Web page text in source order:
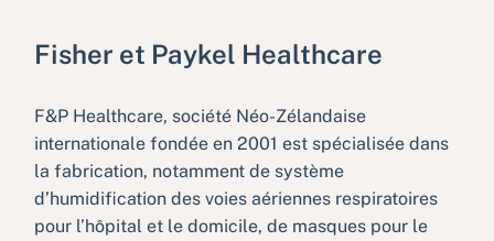
Fisher et Paykel Healthcare
F&P Healthcare, société Néo-Zélandaise
internationale fondée en 2001 est spécialisée dans
la fabrication, notamment de système
d’humidification des voies aériennes respiratoires
pour l’hôpital et le domicile, de masques pour le